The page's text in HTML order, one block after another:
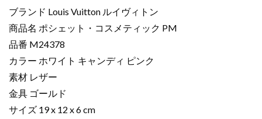
ャ
ン
デ
ィ
ピ
ン
ク
M24378
ブランド Louis Vuitton ルイヴィトン
商品名 ポシェット・コスメティック PM
品番 M24378
カラー ホワイト キャンディ ピンク
素材 レザー
金具 ゴールド
サイズ 19 x 12 x 6 cm